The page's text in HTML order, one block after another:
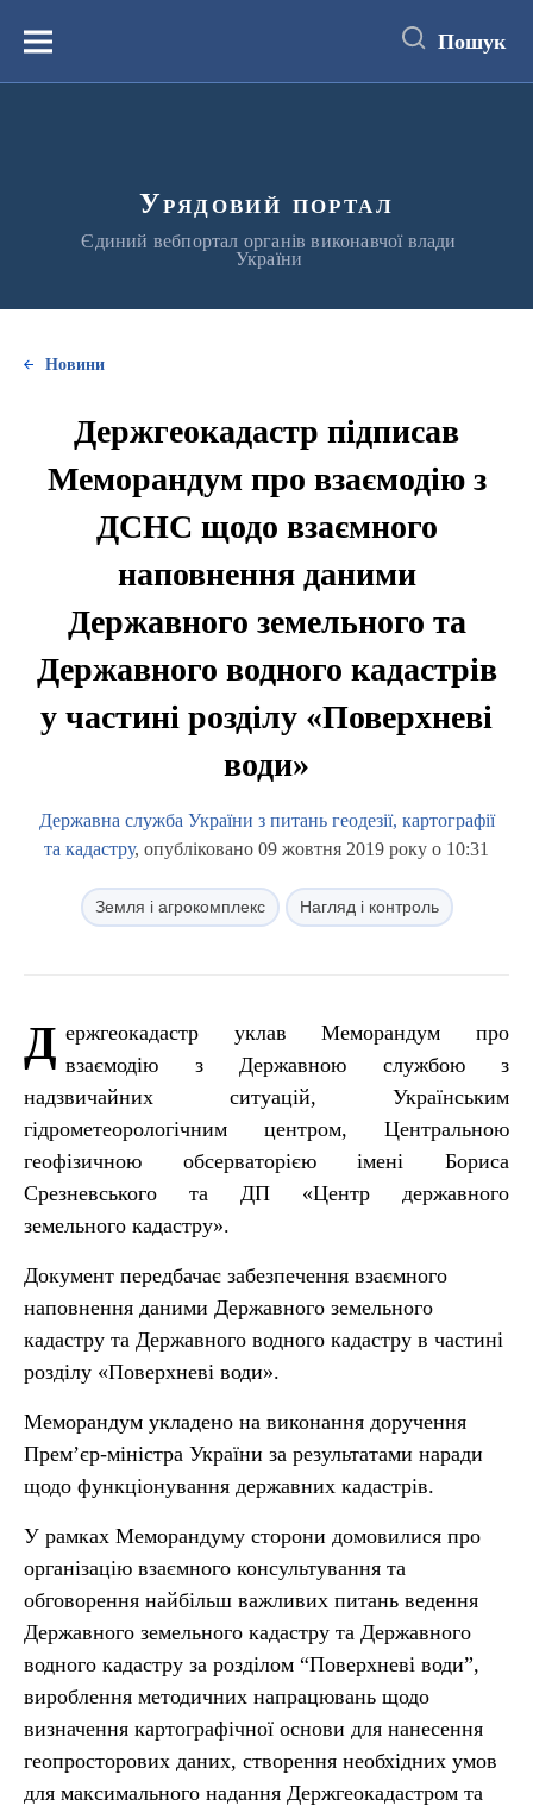
вмістуМеню Пошук
Урядовий портал
Єдиний вебпортал органів виконавчої влади
України
Новини
Держгеокадастр підписав
Меморандум про взаємодію з
ДСНС щодо взаємного
наповнення даними
Державного земельного та
Державного водного кадастрів
у частині розділу «Поверхневі
води»
Державна служба України з питань геодезії, картографії
та кадастру, опубліковано 09 жовтня 2019 року о 10:31
Земля і агрокомплекс Нагляд і контроль
Д ержгеокадастр уклав Меморандум про
взаємодію з Державною службою з
надзвичайних ситуацій, Українським
гідрометеорологічним центром, Центральною
геофізичною обсерваторією імені Бориса
Срезневського та ДП «Центр державного
земельного кадастру».
Документ передбачає забезпечення взаємного
наповнення даними Державного земельного
кадастру та Державного водного кадастру в частині
розділу «Поверхневі води».
Меморандум укладено на виконання доручення
Прем’єр-міністра України за результатами наради
щодо функціонування державних кадастрів.
У рамках Меморандуму сторони домовилися про
організацію взаємного консультування та
обговорення найбільш важливих питань ведення
Державного земельного кадастру та Державного
водного кадастру за розділом “Поверхневі води”,
вироблення методичних напрацювань щодо
визначення картографічної основи для нанесення
геопросторових даних, створення необхідних умов
для максимального надання Держгеокадастром та